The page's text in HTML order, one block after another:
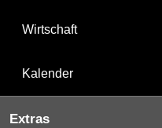
Wirtschaft
Kalender
Extras